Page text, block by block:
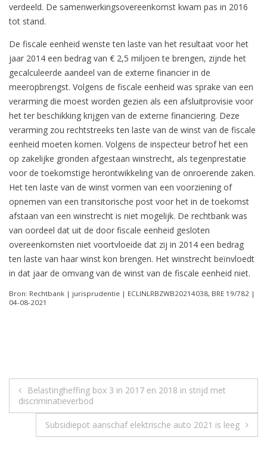
verdeeld. De samenwerkingsovereenkomst kwam pas in 2016
tot stand.
De fiscale eenheid wenste ten laste van het resultaat voor het
jaar 2014 een bedrag van € 2,5 miljoen te brengen, zijnde het
gecalculeerde aandeel van de externe financier in de
meeropbrengst. Volgens de fiscale eenheid was sprake van een
verarming die moest worden gezien als een afsluitprovisie voor
het ter beschikking krijgen van de externe financiering. Deze
verarming zou rechtstreeks ten laste van de winst van de fiscale
eenheid moeten komen. Volgens de inspecteur betrof het een
op zakelijke gronden afgestaan winstrecht, als tegenprestatie
voor de toekomstige herontwikkeling van de onroerende zaken.
Het ten laste van de winst vormen van een voorziening of
opnemen van een transitorische post voor het in de toekomst
afstaan van een winstrecht is niet mogelijk. De rechtbank was
van oordeel dat uit de door fiscale eenheid gesloten
overeenkomsten niet voortvloeide dat zij in 2014 een bedrag
ten laste van haar winst kon brengen. Het winstrecht beïnvloedt
in dat jaar de omvang van de winst van de fiscale eenheid niet.
Bron: Rechtbank | jurisprudentie | ECLINLRBZWB20214038, BRE 19/782 |
04-08-2021
Berichtnavigatie
Belastingheffing box 3 in 2017 en 2018 in strijd met
discriminatieverbod
Subsidiepot aanschaf elektrische auto 2021 is leeg